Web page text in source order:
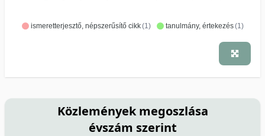
ismeretterjesztő, népszerűsítő cikk(1) tanulmány, értekezés(1)
Közlemények megoszlása
évszám szerint